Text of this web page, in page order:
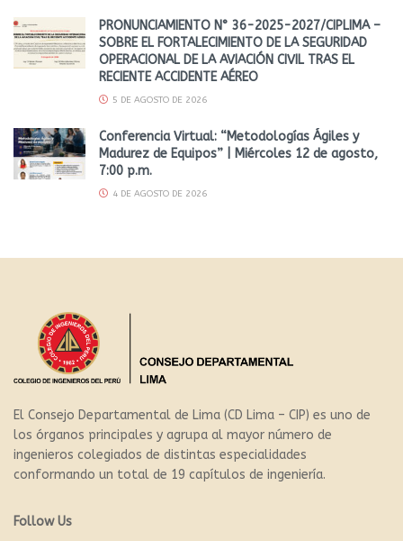
PRONUNCIAMIENTO N° 36-2025-2027/CIPLIMA –
SOBRE EL FORTALECIMIENTO DE LA SEGURIDAD
OPERACIONAL DE LA AVIACIÓN CIVIL TRAS EL
RECIENTE ACCIDENTE AÉREO
5 DE AGOSTO DE 2026
Conferencia Virtual: “Metodologías Ágiles y
Madurez de Equipos” | Miércoles 12 de agosto,
7:00 p.m.
4 DE AGOSTO DE 2026
El Consejo Departamental de Lima (CD Lima – CIP) es uno de
los órganos principales y agrupa al mayor número de
ingenieros colegiados de distintas especialidades
conformando un total de 19 capítulos de ingeniería.
Follow Us